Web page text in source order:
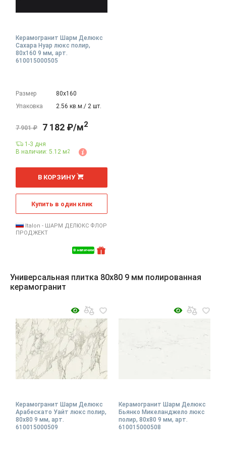
Керамогранит Шарм Делюкс
Сахара Нуар люкс полир,
80x160 9 мм, арт.
610015000505
Размер
80х160
Упаковка
2.56 кв.м./ 2 шт.
В наличии
7 901 ₽ 7 182 ₽/м2
1-3 дня
В наличии: 5.12 м2
м
В КОРЗИНУ
Купить в один клик
Italon - ШАРМ ДЕЛЮКС ФЛОР
ПРОДЖЕКТ
Универсальная плитка 80x80 9 мм полированная
керамогранит
Керамогранит Шарм Делюкс
Арабескато Уайт люкс полир,
80x80 9 мм, арт.
610015000509
Керамогранит Шарм Делюкс
Бьянко Микеланджело люкс
полир, 80x80 9 мм, арт.
610015000508